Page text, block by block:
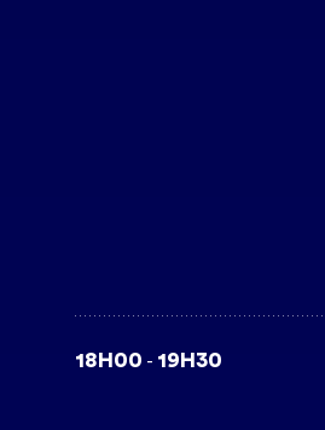
18H00 - 19H30